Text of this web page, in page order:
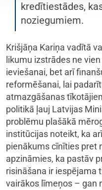
kredītiestādes,
noziegumiem.
Krišjāņa Kariņa vadītā
likumu izstrādes ne
ieviešanai, bet arī
reformēšanai, lai
atmazgāšanas
politikā ļauj Latvijas
problēmu plašākā
institūcijas noteikt, ka
pienākums cīnīties pret
apzināmies, ka pastāv
risināšana ir iespējama
vairākos līmeņos – gan